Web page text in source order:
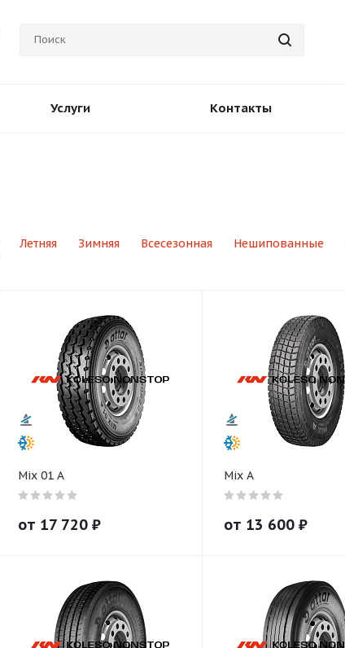
Услуги Контакты
Летняя Зимняя Всесезонная Нешипованные
Mix 01 A
от 17 720 ₽
Mix A
от 13 600 ₽